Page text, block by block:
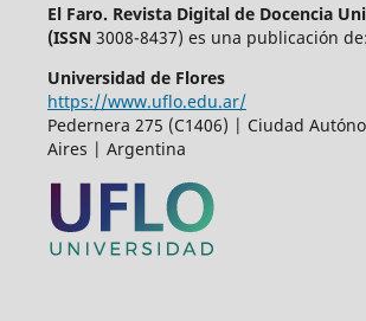
El Faro. Revista Digital de Docencia
(ISSN 3008-8437) es una publicación de:
Universidad de Flores
https://www.uflo.edu.ar/
Pedernera 275 (C1406) | Ciudad
Aires | Argentina